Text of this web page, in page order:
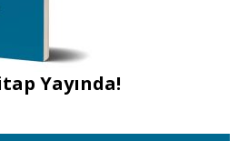
Yayında!